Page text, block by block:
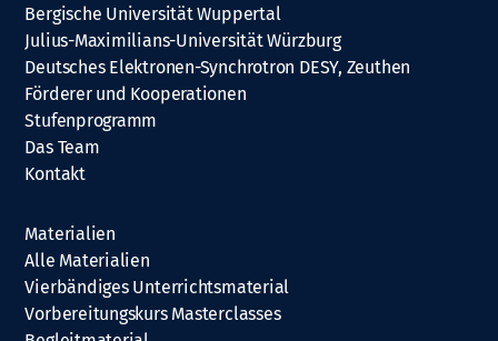
Bergische Universität Wuppertal
Julius-Maximilians-Universität Würzburg
Deutsches Elektronen-Synchrotron DESY, Zeuthen
Förderer und Kooperationen
Stufenprogramm
Das Team
Kontakt
Materialien
Alle Materialien
Vierbändiges Unterrichtsmaterial
Vorbereitungskurs Masterclasses